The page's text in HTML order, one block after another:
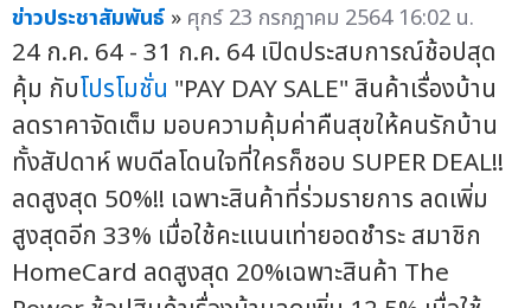
ข่าวประชาสัมพันธ์ » ศุกร์ 23 กรกฎาคม 2564 16:02 น.
24 ก.ค. 64 - 31 ก.ค. 64 เปิดประสบการณ์ช้อปสุด
คุ้ม กับโปรโมชั่น "PAY DAY SALE" สินค้าเรื่องบ้าน
ลดราคาจัดเต็ม มอบความคุ้มค่าคืนสุขให้คนรักบ้าน
ทั้งสัปดาห์ พบดีลโดนใจที่ใครก็ชอบ SUPER DEAL!!
ลดสูงสุด 50%!! เฉพาะสินค้าที่ร่วมรายการ ลดเพิ่ม
สูงสุดอีก 33% เมื่อใช้คะแนนเท่ายอดชำระ สมาชิก
HomeCard ลดสูงสุด 20%เฉพาะสินค้า The